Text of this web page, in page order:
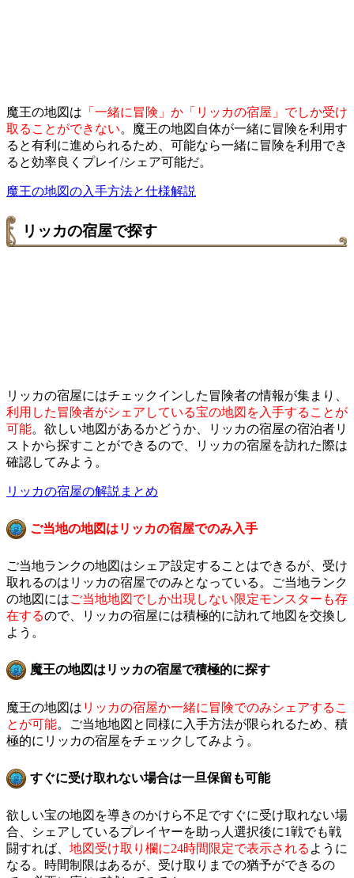
魔王の地図は 「一緒に冒険」か「リッカの宿屋」でしか受け
取ることができない。魔王の地図自体が一緒に冒険を利用す
ると有利に進められるため、可能なら一緒に冒険を利用でき
ると効率良くプレイ/シェア可能だ。
魔王の地図の入手方法と仕様解説
リッカの宿屋で探す
リッカの宿屋にはチェックインした冒険者の情報が集まり、
利用した冒険者がシェアしている宝の地図を入手することが
可能。欲しい地図があるかどうか、リッカの宿屋の宿泊者リ
ストから探すことができるので、リッカの宿屋を訪れた際は
確認してみよう。
リッカの宿屋の解説まとめ
ご当地の地図はリッカの宿屋でのみ入手
ご当地ランクの地図はシェア設定することはできるが、受け
取れるのはリッカの宿屋でのみとなっている。ご当地ランク
の地図にはご当地地図でしか出現しない限定モンスターも存
在するので、リッカの宿屋には積極的に訪れて地図を交換し
よう。
魔王の地図はリッカの宿屋で積極的に探す
魔王の地図は リッカの宿屋か一緒に冒険でのみシェアするこ
とが可能。ご当地地図と同様に入手方法が限られるため、積
極的にリッカの宿屋をチェックしてみよう。
すぐに受け取れない場合は一旦保留も可能
欲しい宝の地図を導きのかけら不足ですぐに受け取れない場
合、シェアしているプレイヤーを助っ人選択後に1戦でも戦
闘すれば、 地図受け取り欄に24時間限定で表示される ように
なる。時間制限はあるが、受け取りまでの猶予ができるの